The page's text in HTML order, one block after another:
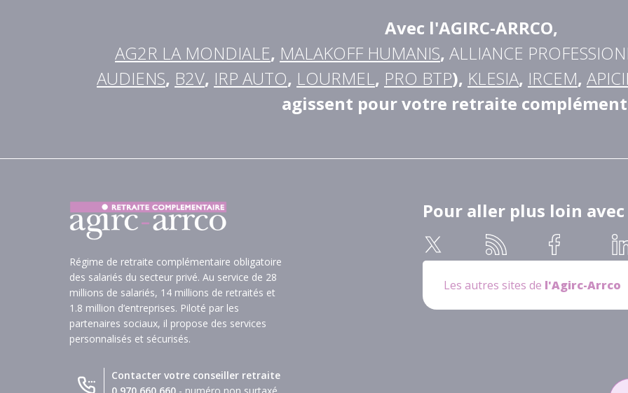
Avec l'AGIRC-ARRCO,
AG2R LA MONDIALE, MALAKOFF HUMANIS, ALLIANCE
AUDIENS, B2V, IRP AUTO, LOURMEL, PRO BTP), KLESIA, IRCEM,
agissent pour votre retraite
Régime de retraite complémentaire obligatoire
des salariés du secteur privé. Au service de 28
millions de salariés, 14 millions de retraités et
1.8 million d’entreprises. Piloté par les
partenaires sociaux, il propose des services
personnalisés et sécurisés.
Contacter votre conseiller retraite
Pour aller plus loin
Les autres sites de l'Agirc-Arrco